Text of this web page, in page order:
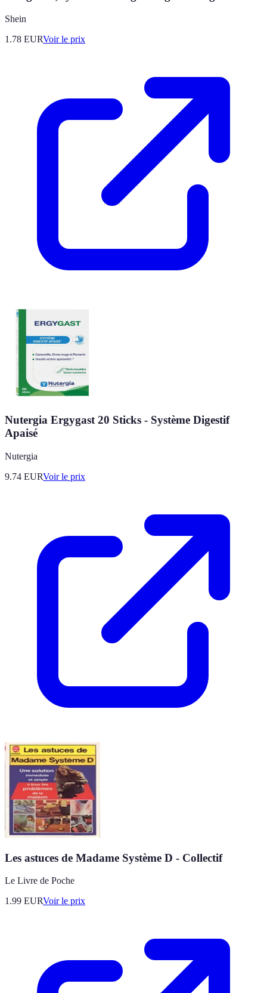
Shein
1.78 EURVoir le prix
Nutergia Ergygast 20 Sticks - Système Digestif
Apaisé
Nutergia
9.74 EURVoir le prix
Les astuces de Madame Système D - Collectif
Le Livre de Poche
1.99 EURVoir le prix